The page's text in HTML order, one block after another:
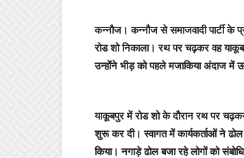
कन्नौज। कन्नौज से समाजवादी पार्टी के
रोड शो निकाला। रथ पर चढ़कर वह
उन्होंने भीड़ को पहले मजाकिया अंदाज में
याकूबपुर में रोड शो के दौरान रथ पर
शुरू कर दी। स्वागत में कार्यकर्ताओं ने
किया। नगाड़े ढोल बजा रहे लोगों को